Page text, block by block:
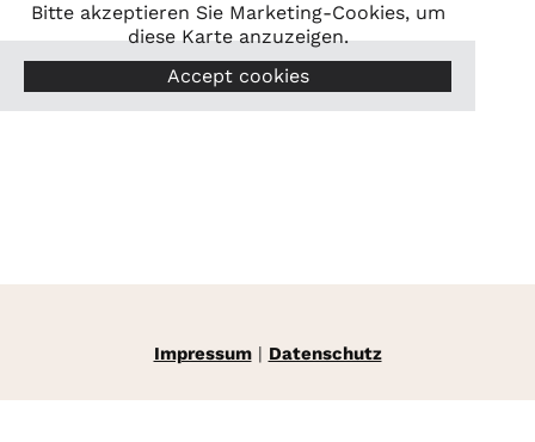
Bitte akzeptieren Sie Marketing-Cookies, um
diese Karte anzuzeigen.
Accept cookies
Impressum| Datenschutz